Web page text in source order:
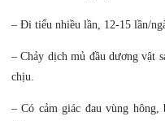
– Đi tiểu nhiều lần, 12-15 lần/
– Chảy dịch mủ đầu dương vật
chịu.
– Có cảm giác đau vùng hông,